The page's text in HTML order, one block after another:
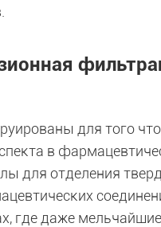
для того
в
для отделения
где даже